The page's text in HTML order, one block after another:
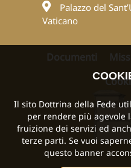
Palazzo del
Vaticano
Documenti
Il sito Dottrina della Fede
per rendere più agevole
fruizione dei servizi ed
terze parti. Se vuoi
questo banner